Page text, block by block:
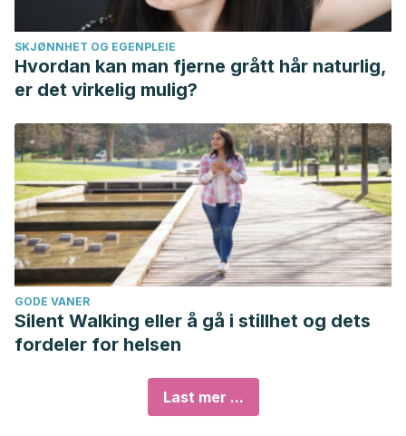
SKJØNNHET OG EGENPLEIE
Hvordan kan man fjerne grått hår naturlig,
er det virkelig mulig?
GODE VANER
Silent Walking eller å gå i stillhet og dets
fordeler for helsen
Last mer ...